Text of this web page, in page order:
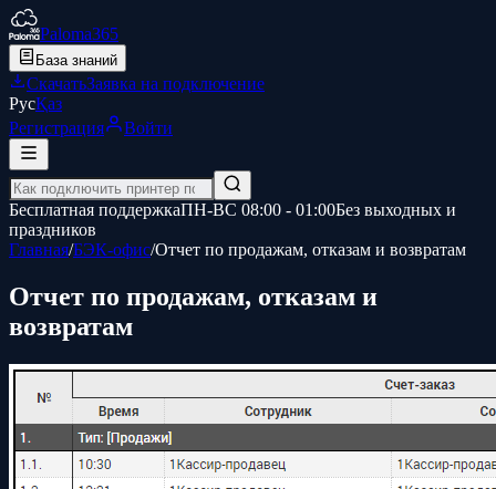
Paloma365
База знаний
СкачатьЗаявка на подключение
РусҚаз
Регистрация
Войти
Бесплатная поддержкаПН-ВС 08:00 - 01:00Без выходных и
праздников
Главная/БЭК-офис/Отчет по продажам, отказам и возвратам
Отчет по продажам, отказам и
возвратам